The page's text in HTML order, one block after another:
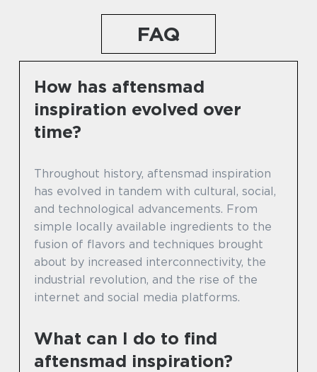
FAQ
How has aftensmad
inspiration evolved over
time?
Throughout history, aftensmad inspiration
has evolved in tandem with cultural, social,
and technological advancements. From
simple locally available ingredients to the
fusion of flavors and techniques brought
about by increased interconnectivity, the
industrial revolution, and the rise of the
internet and social media platforms.
What can I do to find
aftensmad inspiration?